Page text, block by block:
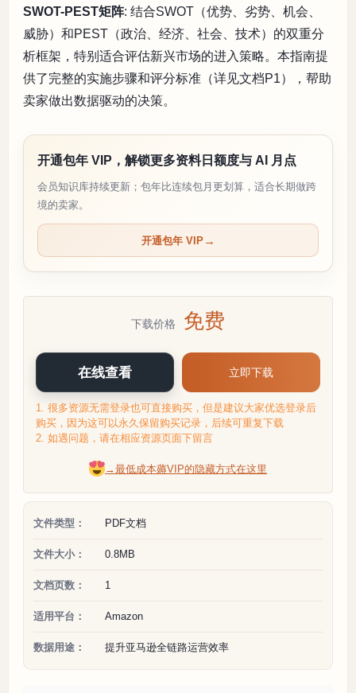
SWOT-PEST矩阵: 结合SWOT（优势、劣势、机会、
威胁）和PEST（政治、经济、社会、技术）的双重分
析框架，特别适合评估新兴市场的进入策略。本指南提
供了完整的实施步骤和评分标准（详见文档P1），帮助
卖家做出数据驱动的决策。
开通包年 VIP，解锁更多资料日额度与 AI 月点
会员知识库持续更新；包年比连续包月更划算，适合长期做跨
境的卖家。
开通包年 VIP
下载价格 免费
在线查看 立即下载
1. 很多资源无需登录也可直接购买，但是建议大家优选登录后
购买，因为这可以永久保留购买记录，后续可重复下载
2. 如遇问题，请在相应资源页面下留言
→最低成本薅VIP的隐藏方式在这里
文件类型： PDF文档
文件大小： 0.8MB
文档页数： 1
适用平台： Amazon
数据用途： 提升亚马逊全链路运营效率